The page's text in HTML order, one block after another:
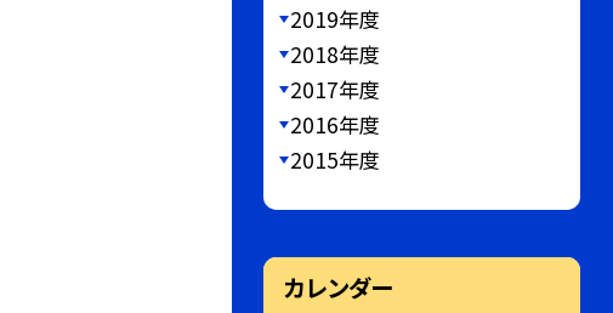
2019年度
2018年度
2017年度
2016年度
2015年度
カレンダー